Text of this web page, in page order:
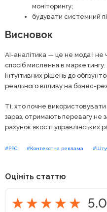
моніторингу;
будувати системний
Висновок
AI-аналітика — це не мода і не
спосіб мислення в
інтуїтивних рішень до
реального впливу на бізнес-
Ті, хто почне
зараз, отримають перевагу не
рахунок якості управлінських
#PPC #Контекстна реклама
Оцініть статтю
5.0